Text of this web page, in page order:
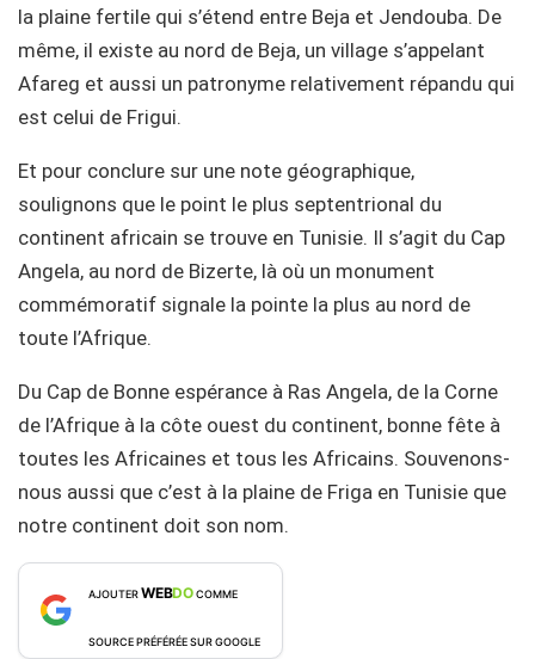
la plaine fertile qui s’étend entre Beja et Jendouba. De
même, il existe au nord de Beja, un village s’appelant
Afareg et aussi un patronyme relativement répandu qui
est celui de Frigui.
Et pour conclure sur une note géographique,
soulignons que le point le plus septentrional du
continent africain se trouve en Tunisie. Il s’agit du Cap
Angela, au nord de Bizerte, là où un monument
commémoratif signale la pointe la plus au nord de
toute l’Afrique.
Du Cap de Bonne espérance à Ras Angela, de la Corne
de l’Afrique à la côte ouest du continent, bonne fête à
toutes les Africaines et tous les Africains. Souvenons-
nous aussi que c’est à la plaine de Friga en Tunisie que
notre continent doit son nom.
AJOUTERWEBDOCOMME
SOURCE PRÉFÉRÉE SUR GOOGLE